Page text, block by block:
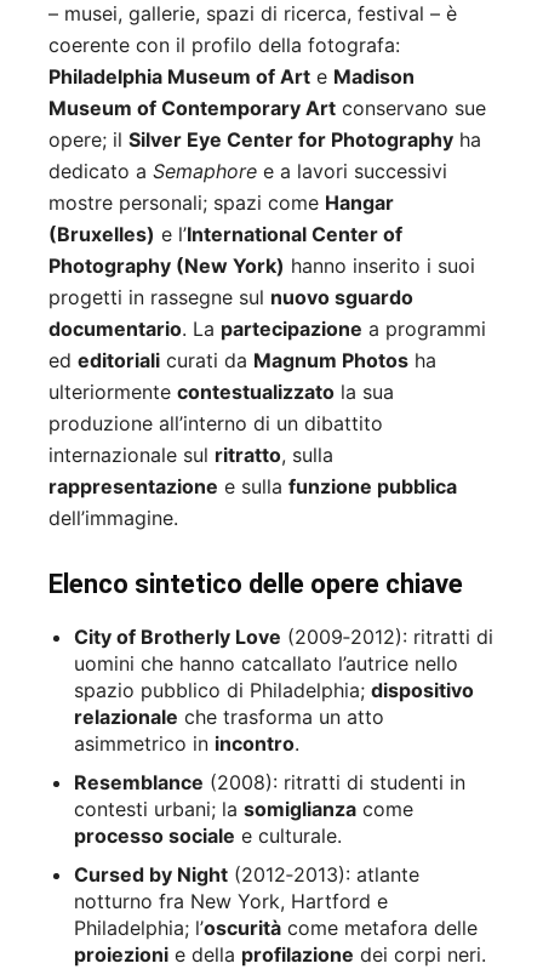
– musei, gallerie, spazi di ricerca, festival – è
coerente con il profilo della fotografa:
Philadelphia Museum of Art e Madison
Museum of Contemporary Art conservano sue
opere; il Silver Eye Center for Photography ha
dedicato a Semaphore e a lavori successivi
mostre personali; spazi come Hangar
(Bruxelles) e l’International Center of
Photography (New York) hanno inserito i suoi
progetti in rassegne sul nuovo sguardo
documentario. La partecipazione a programmi
ed editoriali curati da Magnum Photos ha
ulteriormente contestualizzato la sua
produzione all’interno di un dibattito
internazionale sul ritratto, sulla
rappresentazione e sulla funzione pubblica
dell’immagine.
Elenco sintetico delle opere chiave
City of Brotherly Love (2009‑2012): ritratti di
uomini che hanno catcallato l’autrice nello
spazio pubblico di Philadelphia; dispositivo
relazionale che trasforma un atto
asimmetrico in incontro.
Resemblance (2008): ritratti di studenti in
contesti urbani; la somiglianza come
processo sociale e culturale.
Cursed by Night (2012‑2013): atlante
notturno fra New York, Hartford e
Philadelphia; l’oscurità come metafora delle
proiezioni e della profilazione dei corpi neri.